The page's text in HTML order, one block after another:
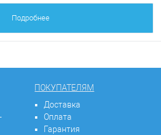
Подробнее
ПОКУПАТЕЛЯМ
Доставка
Оплата
Гарантия